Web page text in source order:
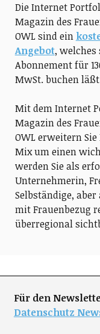
Die Internet
Magazin des
OWL sind ein
Angebot, welches
Abonnement für
MwSt. buchen
Mit dem Internet
Magazin des
OWL erweitern
Mix um einen
werden Sie als
Unternehmerin,
Selbständige,
mit Frauenbezug
überregional
Für den
Datenschutz